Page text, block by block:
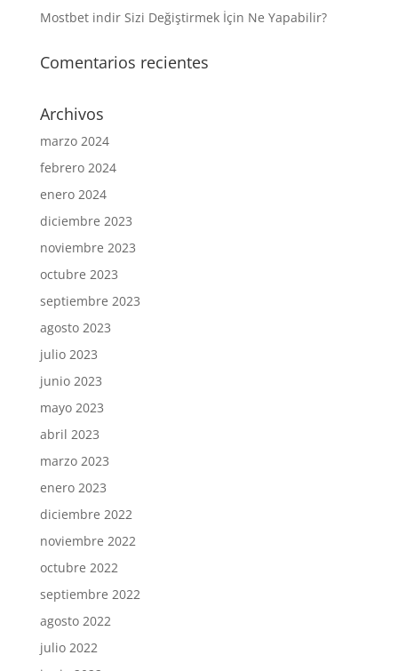
Mostbet indir Sizi Değiştirmek İçin Ne Yapabilir?
Comentarios recientes
Archivos
marzo 2024
febrero 2024
enero 2024
diciembre 2023
noviembre 2023
octubre 2023
septiembre 2023
agosto 2023
julio 2023
junio 2023
mayo 2023
abril 2023
marzo 2023
enero 2023
diciembre 2022
noviembre 2022
octubre 2022
septiembre 2022
agosto 2022
julio 2022